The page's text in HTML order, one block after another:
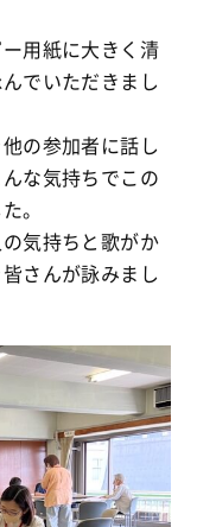
用紙に大きく清
でいただきまし
の参加者に話し
な気持ちでこの
。
気持ちと歌がか
さんが詠みまし